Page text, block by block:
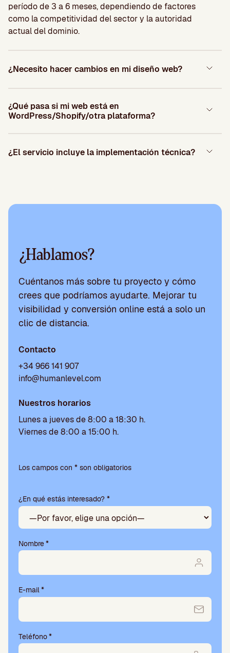
período de 3 a 6 meses, dependiendo de factores
como la competitividad del sector y la autoridad
actual del dominio.
¿Necesito hacer cambios en mi diseño web?
¿Qué pasa si mi web está en
WordPress/Shopify/otra plataforma?
¿El servicio incluye la implementación técnica?
¿Hablamos?
Cuéntanos más sobre tu proyecto y cómo
crees que podríamos ayudarte. Mejorar tu
visibilidad y conversión online está a solo un
clic de distancia.
Contacto
+34 966 141 907
info@humanlevel.com
Nuestros horarios
Lunes a jueves de 8:00 a 18:30 h.
Viernes de 8:00 a 15:00 h.
o
a
v
r
,
d
j
a
e
t
c
Los campos con * son obligatorios
¿En qué estás interesado? *
Nombre*
E-mail*
Teléfono*